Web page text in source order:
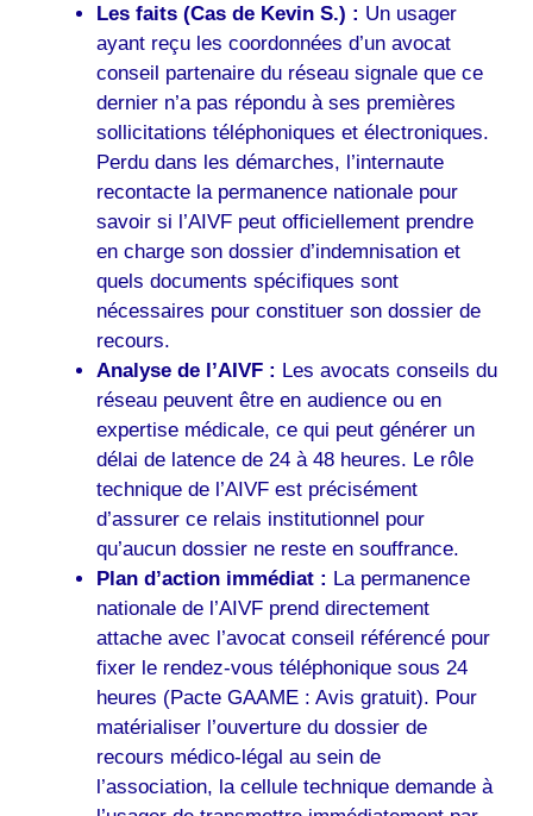
Les faits (Cas de Kevin S.) : Un usager
ayant reçu les coordonnées d’un avocat
conseil partenaire du réseau signale que ce
dernier n’a pas répondu à ses premières
sollicitations téléphoniques et électroniques.
Perdu dans les démarches, l’internaute
recontacte la permanence nationale pour
savoir si l’AIVF peut officiellement prendre
en charge son dossier d’indemnisation et
quels documents spécifiques sont
nécessaires pour constituer son dossier de
recours.
Analyse de l’AIVF : Les avocats conseils du
réseau peuvent être en audience ou en
expertise médicale, ce qui peut générer un
délai de latence de 24 à 48 heures. Le rôle
technique de l’AIVF est précisément
d’assurer ce relais institutionnel pour
qu’aucun dossier ne reste en souffrance.
Plan d’action immédiat : La permanence
nationale de l’AIVF prend directement
attache avec l’avocat conseil référencé pour
fixer le rendez-vous téléphonique sous 24
heures (Pacte GAAME : Avis gratuit). Pour
matérialiser l’ouverture du dossier de
recours médico-légal au sein de
l’association, la cellule technique demande à